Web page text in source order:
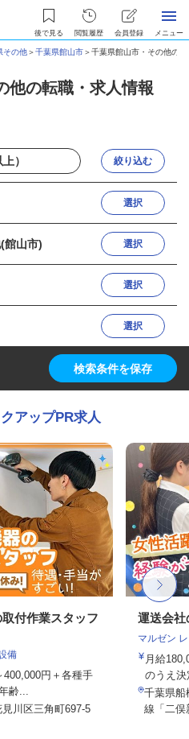
後で見る 閲覧履歴 会員登録 メニュー
その他＞千葉県館山市＞千葉県館山市・その他の
他の転職・求人情報
絞り込む
選択
館山市) 選択
選択
選択
検索条件を保存
アップPR求人
付作業スタッフ
備
400,000円＋各種手
齢...
川区三角町697-5
運送会社
マルゼン
月給
のうえ
千葉県船
線「二俣